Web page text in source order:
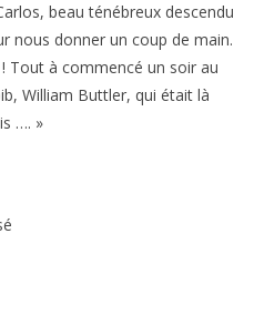
beau ténébreux descendu
nous donner un coup de main.
Tout à commencé un soir au
William Buttler, qui était là
…. »